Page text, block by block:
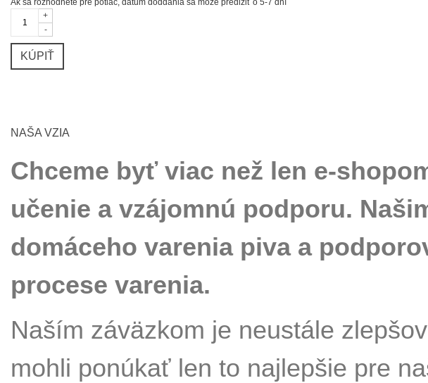
Ak sa rozhodnete pre potlač, dátum doddania sa môže predĺžiť o 5-7 dní
-
+
KÚPIŤ
NAŠA VZIA
Chceme byť viac než len e-
učenie a vzájomnú podporu.
domáceho varenia piva a
procese varenia.
Naším záväzkom je neustále
mohli ponúkať len to najlepšie pre